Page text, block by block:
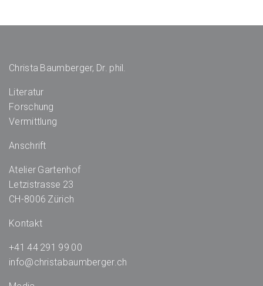
Christa Baumberger, Dr. phil.
Literatur
Forschung
Vermittlung
Anschrift
Atelier Gartenhof
Letzistrasse 23
CH-8006 Zürich
Kontakt
+41 44 291 99 00
info@christabaumberger.ch